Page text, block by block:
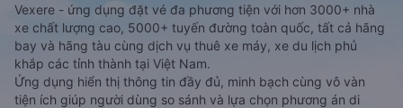
Vexere - ứng dụng đặt vé đa phương tiện với hơn 3000+ nhà
xe chất lượng cao, 5000+ tuyến đường toàn quốc, tất cả hãng
bay và hãng tàu cùng dịch vụ thuê xe máy, xe du lịch phủ
khắp các tỉnh thành tại Việt Nam.
Ứng dụng hiển thị thông tin đầy đủ, minh bạch cùng vô vàn
tiện ích giúp người dùng so sánh và lựa chọn phương án di